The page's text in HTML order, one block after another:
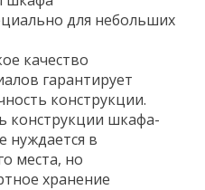
для небольших
качество
гарантирует
конструкции.
конструкции шкафа-
нуждается в
места, но
хранение